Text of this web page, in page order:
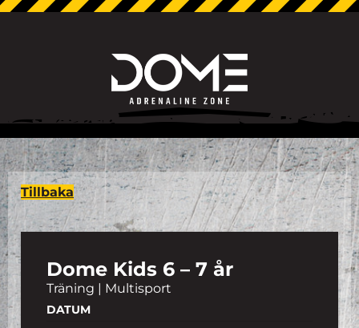
Tillbaka
Dome Kids 6 – 7 år
Träning | Multisport
DATUM